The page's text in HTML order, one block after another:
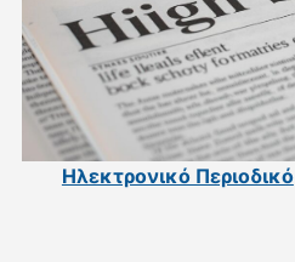
Ηλεκτρονικό Περιοδικό